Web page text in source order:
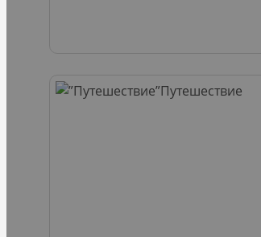
Путешествие